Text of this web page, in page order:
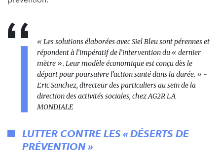
« Les solutions élaborées avec Siel Bleu sont pérennes et
répondent à l’impératif de l’intervention du « dernier
mètre ». Leur modèle économique est conçu dès le
départ pour poursuivre l’action santé dans la durée. » -
Eric Sanchez, directeur des particuliers au sein de la
direction des activités sociales, chez AG2R LA
MONDIALE
LUTTER CONTRE LES « DÉSERTS DE
PRÉVENTION »